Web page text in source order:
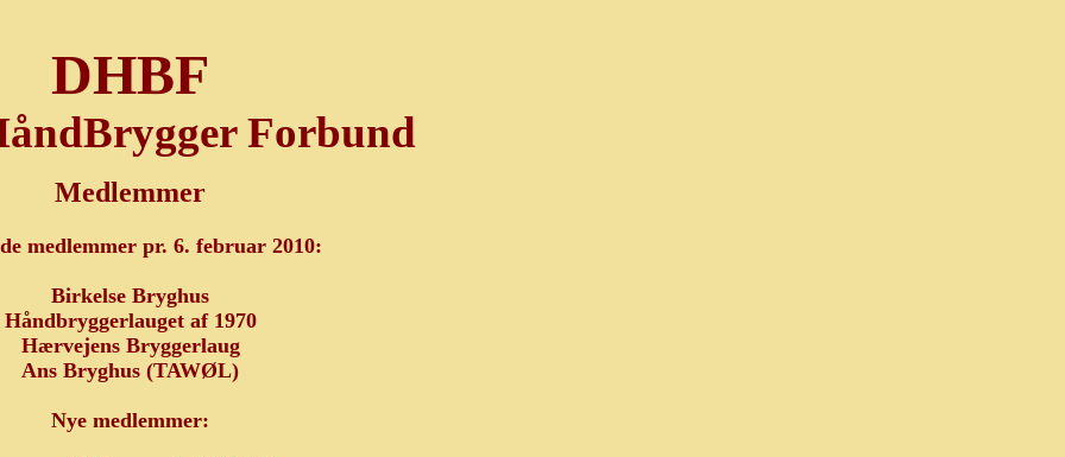
DHBF
Forbund
Medlemmer
medlemmer pr. 6. februar 2010:
Birkelse Bryghus
Håndbryggerlauget af 1970
Hærvejens Bryggerlaug
Ans Bryghus (TAWØL)
Nye medlemmer: